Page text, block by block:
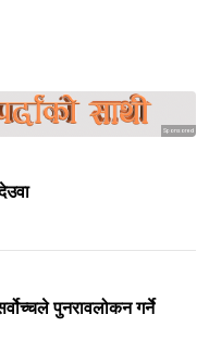
Sponsored
पुनरावलोकन गर्ने